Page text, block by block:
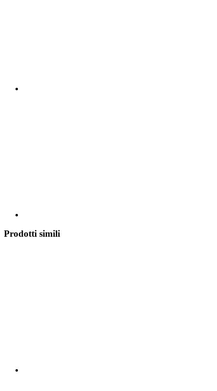
Prodotti simili